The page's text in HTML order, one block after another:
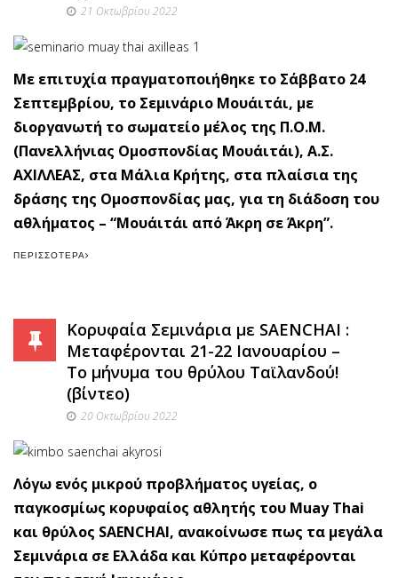
21 Οκτωβρίου 2022
Με επιτυχία πραγματοποιήθηκε το Σάββατο 24
Σεπτεμβρίου, το Σεμινάριο Μουάιτάι, με
διοργανωτή το σωματείο μέλος της Π.Ο.Μ.
(Πανελλήνιας Ομοσπονδίας Μουάιτάι), Α.Σ.
ΑΧΙΛΛΕΑΣ, στα Μάλια Κρήτης, στα πλαίσια της
δράσης της Ομοσπονδίας μας, για τη διάδοση του
αθλήματος – “Μουάιτάι από Άκρη σε Άκρη”.
ΠΕΡΙΣΣΌΤΕΡΑ
Κορυφαία Σεμινάρια με SAENCHAI :
Μεταφέρονται 21-22 Ιανουαρίου –
Το μήνυμα του θρύλου Ταϊλανδού!
(βίντεο)
20 Οκτωβρίου 2022
Λόγω ενός μικρού προβλήματος υγείας, ο
παγκοσμίως κορυφαίος αθλητής του Muay Thai
και θρύλος SAENCHAI, ανακοίνωσε πως τα μεγάλα
Σεμινάρια σε Ελλάδα και Κύπρο μεταφέρονται